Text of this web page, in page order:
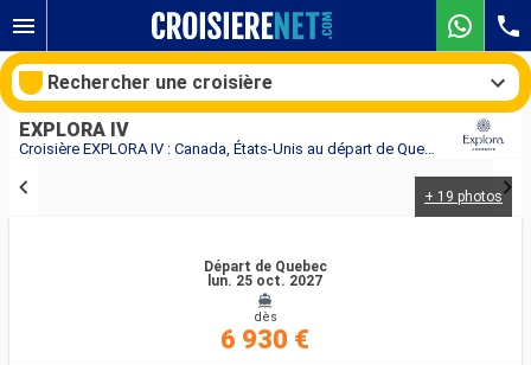
Croisière EXPLORA IV : Canada, États-Unis au départ de Quebec
EXPLORA IV
+ 19 photos
Départ de Quebec
lun. 25 oct. 2027
dès
6 930 €
Rechercher une croisière